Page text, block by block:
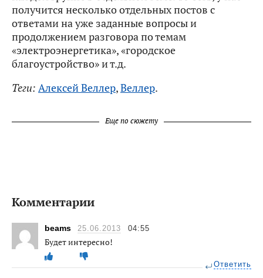
получится несколько отдельных постов с
ответами на уже заданные вопросы и
продолжением разговора по темам
«электроэнергетика», «городское
благоустройство» и т.д.
Теги: Алексей Веллер,Веллер.
Еще по сюжету
Комментарии
beams 25.06.2013 04:55
Будет интересно!
Ответить